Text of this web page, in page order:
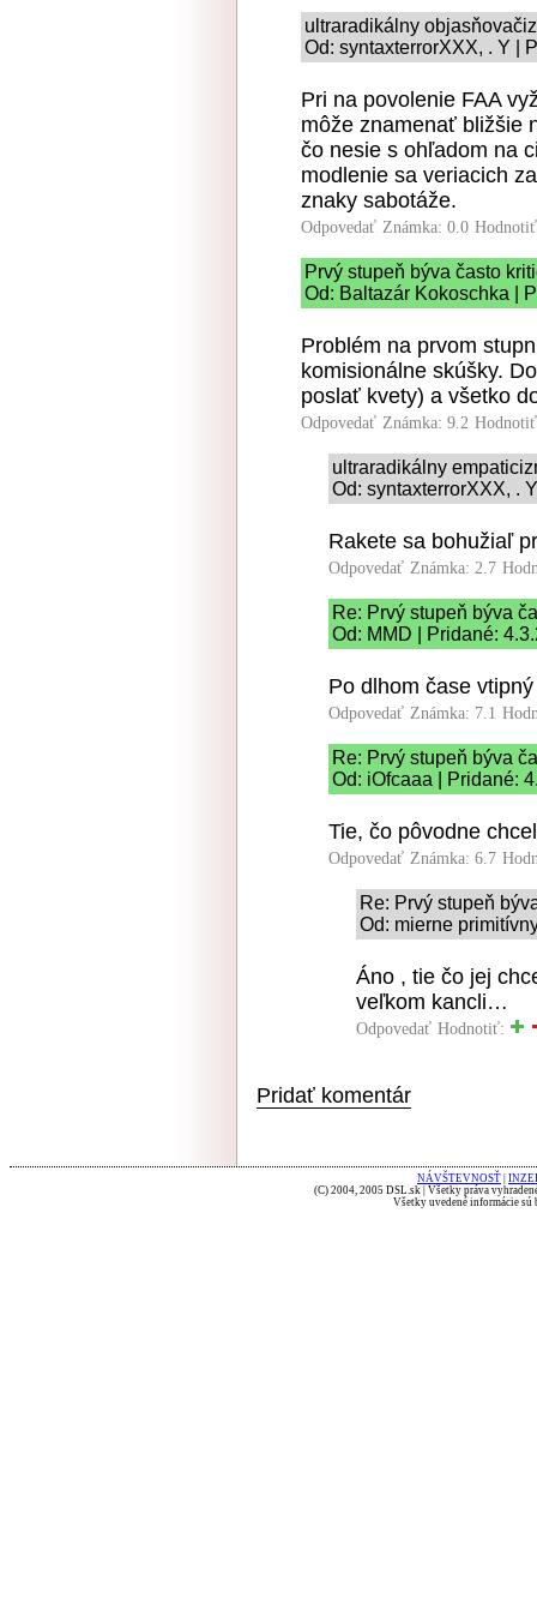
ultraradikálny
Od: syntaxterrorXXX, . Y |
Pri na povolenie FAA
môže znamenať bližšie
čo nesie s ohľadom na
modlenie sa veriacich
znaky sabotáže.
Odpovedať Známka: 0.0
Prvý stupeň býva často
Od: Baltazár Kokoschka |
Problém na prvom
komisionálne skúšky.
poslať kvety) a všetko
Odpovedať Známka: 9.2
ultraradikálny
Od: syntaxterrorXXX, .
Rakete sa bohužiaľ
Odpovedať Známka: 2.7
Re: Prvý stupeň býva
Od: MMD | Pridané:
Po dlhom čase
Odpovedať Známka: 7.1
Re: Prvý stupeň býva
Od: iOfcaaa | Pridané:
Tie, čo pôvodne
Odpovedať Známka: 6.7
Re: Prvý stupeň
Od: mierne
Áno , tie čo jej
veľkom kancli…
Odpovedať Hodnotiť:
Pridať komentár
NÁVŠTEVNOSŤ
(C) 2004, 2005 DSL.sk | Všetky práva
Všetky uvedené informácie sú